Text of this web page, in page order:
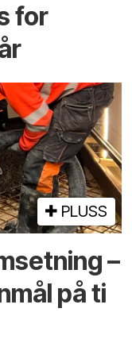
for
PLUSS
–
på ti